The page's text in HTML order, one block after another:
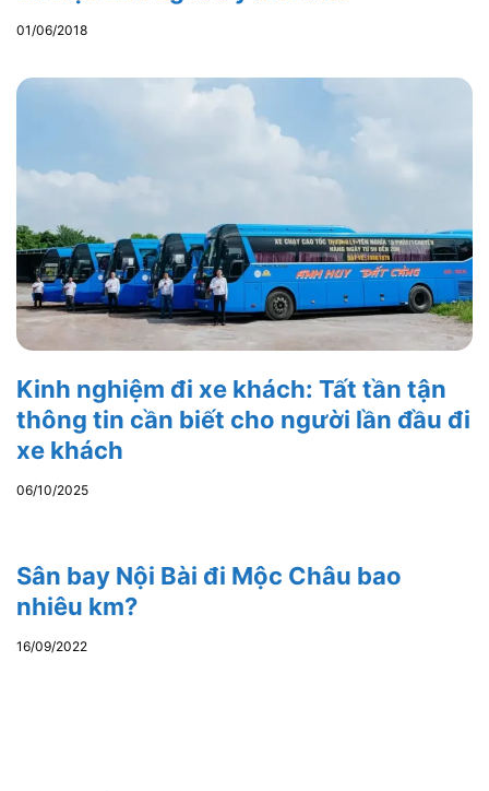
01/06/2018
Kinh nghiệm đi xe khách: Tất tần tận
thông tin cần biết cho người lần đầu đi
xe khách
06/10/2025
Sân bay Nội Bài đi Mộc Châu bao
nhiêu km?
16/09/2022